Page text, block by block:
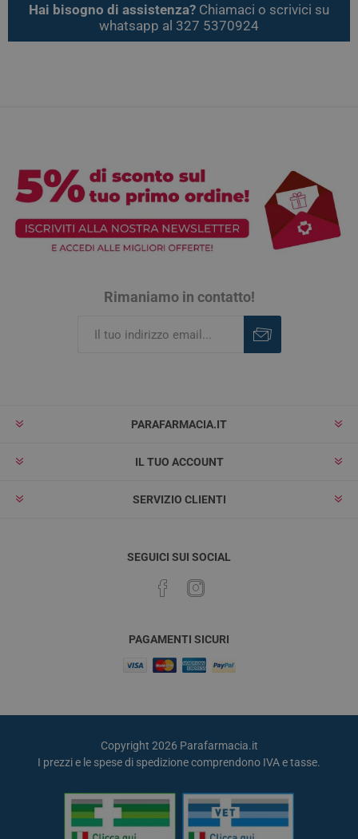
Hai bisogno di assistenza? Chiamaci o scrivici su
whatsapp al 327 5370924
Rimaniamo in contatto!
PARAFARMACIA.IT
IL TUO ACCOUNT
SERVIZIO CLIENTI
SEGUICI SUI SOCIAL
PAGAMENTI SICURI
Copyright 2026 Parafarmacia.it
I prezzi e le spese di spedizione comprendono IVA e tasse.